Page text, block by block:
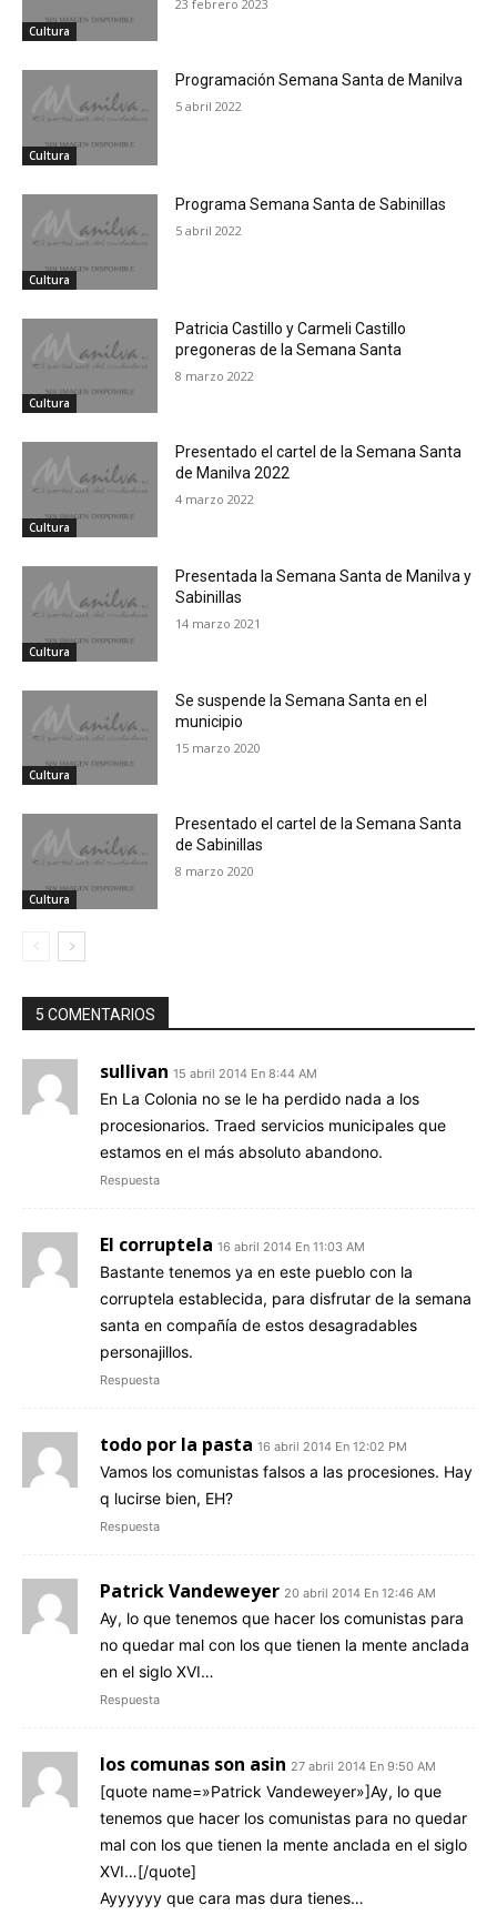
Cultura
23 febrero 2023
Cultura
Programación Semana Santa de Manilva
5 abril 2022
Cultura
Programa Semana Santa de Sabinillas
5 abril 2022
Cultura
Patricia Castillo y Carmeli Castillo
pregoneras de la Semana Santa
8 marzo 2022
Cultura
Presentado el cartel de la Semana Santa
de Manilva 2022
4 marzo 2022
Cultura
Presentada la Semana Santa de Manilva y
Sabinillas
14 marzo 2021
Cultura
Se suspende la Semana Santa en el
municipio
15 marzo 2020
Cultura
Presentado el cartel de la Semana Santa
de Sabinillas
8 marzo 2020
5 COMENTARIOS
sullivan 15 abril 2014 En 8:44 AM
En La Colonia no se le ha perdido nada a los
procesionarios. Traed servicios municipales que
estamos en el más absoluto abandono.
Respuesta
El corruptela 16 abril 2014 En 11:03 AM
Bastante tenemos ya en este pueblo con la
corruptela establecida, para disfrutar de la semana
santa en compañía de estos desagradables
personajillos.
Respuesta
todo por la pasta 16 abril 2014 En 12:02 PM
Vamos los comunistas falsos a las procesiones. Hay
q lucirse bien, EH?
Respuesta
Patrick Vandeweyer 20 abril 2014 En 12:46 AM
Ay, lo que tenemos que hacer los comunistas para
no quedar mal con los que tienen la mente anclada
en el siglo XVI…
Respuesta
los comunas son asin 27 abril 2014 En 9:50 AM
[quote name=»Patrick Vandeweyer»]Ay, lo que
tenemos que hacer los comunistas para no quedar
mal con los que tienen la mente anclada en el siglo
XVI…[/quote]
Ayyyyyy que cara mas dura tienes…